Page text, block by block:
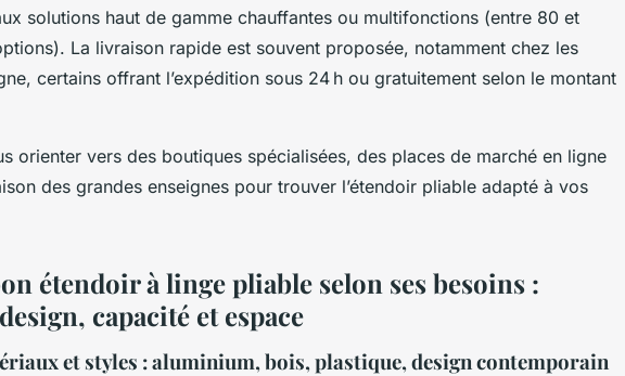
solutions haut de gamme chauffantes ou multifonctions (entre 80 et
La livraison rapide est souvent proposée, notamment chez les
certains offrant l’expédition sous 24 h ou gratuitement selon le montant
orienter vers des boutiques spécialisées, des places de marché en ligne
des grandes enseignes pour trouver l’étendoir pliable adapté à vos
étendoir à linge pliable selon ses besoins :
capacité et espace
et styles : aluminium, bois, plastique, design contemporain